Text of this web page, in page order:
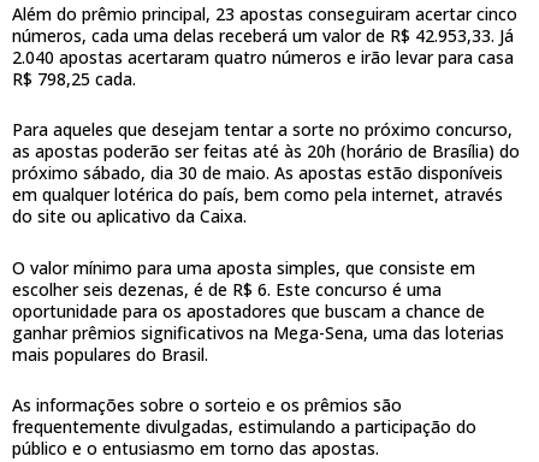
Além do prêmio principal, 23 apostas conseguiram acertar cinco
números, cada uma delas receberá um valor de R$ 42.953,33. Já
2.040 apostas acertaram quatro números e irão levar para casa
R$ 798,25 cada.
Para aqueles que desejam tentar a sorte no próximo concurso,
as apostas poderão ser feitas até às 20h (horário de Brasília) do
próximo sábado, dia 30 de maio. As apostas estão disponíveis
em qualquer lotérica do país, bem como pela internet, através
do site ou aplicativo da Caixa.
O valor mínimo para uma aposta simples, que consiste em
escolher seis dezenas, é de R$ 6. Este concurso é uma
oportunidade para os apostadores que buscam a chance de
ganhar prêmios significativos na Mega-Sena, uma das loterias
mais populares do Brasil.
As informações sobre o sorteio e os prêmios são
frequentemente divulgadas, estimulando a participação do
público e o entusiasmo em torno das apostas.